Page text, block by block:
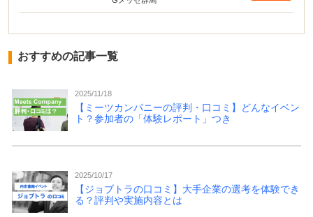
おすすめの記事一覧
2025/11/18
【ミーツカンパニーの評判・口コミ】どんなイベン
ト？参加者の「体験レポート」つき
2025/10/17
【ジョブトラの口コミ】大手企業の選考を体験でき
る？評判や実施内容とは